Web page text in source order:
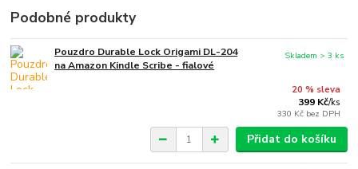
Podobné produkty
Pouzdro Durable Lock Origami DL-204
na Amazon Kindle Scribe - fialové
20 % sleva
399 Kč/ks
330 Kč bez DPH
Skladem > 3 ks
Přidat do košíku